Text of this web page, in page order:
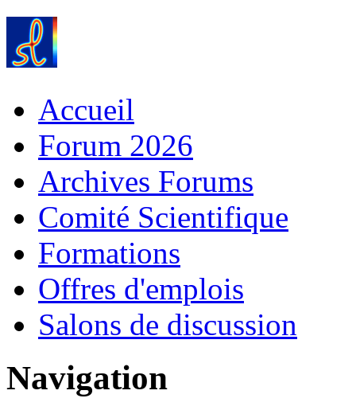
Accueil
Forum 2026
Archives Forums
Comité Scientifique
Formations
Offres d'emplois
Salons de discussion
Navigation